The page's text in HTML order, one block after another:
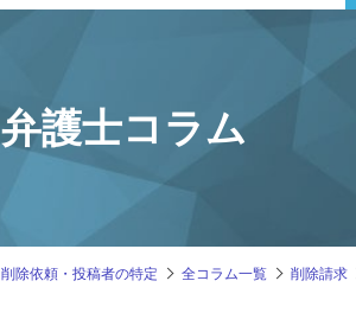
弁護士コラム
削除依頼・投稿者の特定 全コラム一覧 削除請求